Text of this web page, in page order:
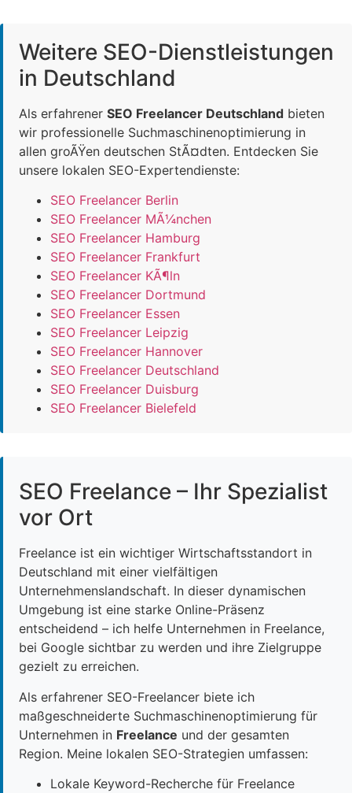
Weitere SEO-Dienstleistungen
in Deutschland
Als erfahrener SEO Freelancer Deutschland bieten
wir professionelle Suchmaschinenoptimierung in
allen groÃŸen deutschen StÃ¤dten. Entdecken Sie
unsere lokalen SEO-Expertendienste:
SEO Freelancer Berlin
SEO Freelancer MÃ¼nchen
SEO Freelancer Hamburg
SEO Freelancer Frankfurt
SEO Freelancer KÃ¶ln
SEO Freelancer Dortmund
SEO Freelancer Essen
SEO Freelancer Leipzig
SEO Freelancer Hannover
SEO Freelancer Deutschland
SEO Freelancer Duisburg
SEO Freelancer Bielefeld
SEO Freelance – Ihr Spezialist
vor Ort
Freelance ist ein wichtiger Wirtschaftsstandort in
Deutschland mit einer vielfältigen
Unternehmenslandschaft. In dieser dynamischen
Umgebung ist eine starke Online-Präsenz
entscheidend – ich helfe Unternehmen in Freelance,
bei Google sichtbar zu werden und ihre Zielgruppe
gezielt zu erreichen.
Als erfahrener SEO-Freelancer biete ich
maßgeschneiderte Suchmaschinenoptimierung für
Unternehmen in Freelance und der gesamten
Region. Meine lokalen SEO-Strategien umfassen:
Lokale Keyword-Recherche für Freelance